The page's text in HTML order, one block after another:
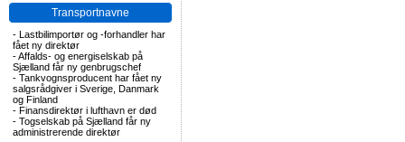
Transportnavne
- Lastbilimportør og -forhandler har
fået ny direktør
-Affalds- og energiselskab på
Sjælland får ny genbrugschef
- Tankvognsproducent har fået ny
salgsrådgiver i Sverige, Danmark
og Finland
- Finansdirektør i lufthavn er død
- Togselskab på Sjælland får ny
administrerende direktør